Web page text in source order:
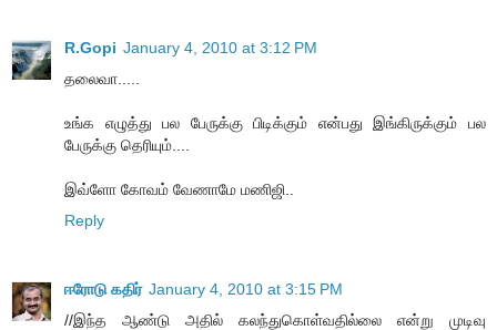
R.Gopi January 4, 2010 at 3:12 PM
தலைவா.....
உங்க எழுத்து பல பேருக்கு பிடிக்கும் என்பது இங்கிருக்கும் பல
பேருக்கு தெரியும்....
இவ்ளோ கோவம் வேணாமே மணிஜி..
Reply
ஈரோடு கதிர் January 4, 2010 at 3:15 PM
//இந்த ஆண்டு அதில் கலந்துகொள்வதில்லை என்று முடிவு